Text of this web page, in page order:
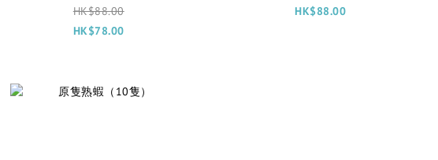
HK$88.00
HK$78.00
HK$88.00